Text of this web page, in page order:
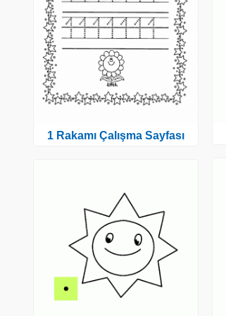
1 Rakamı Çalışma Sayfası